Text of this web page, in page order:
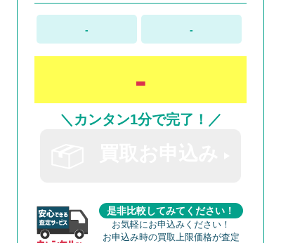
- -
-
＼カンタン1分で完了！／
是非比較してみてください！
お気軽にお申込みください！
お申込み時の買取上限価格が査定